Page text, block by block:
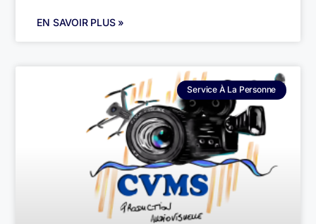
EN SAVOIR PLUS »
Service À La Personne